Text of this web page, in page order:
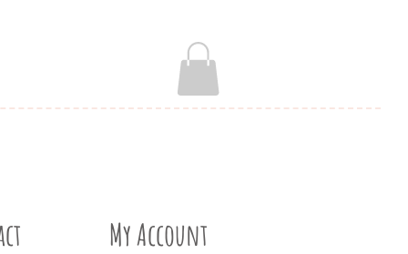
My Account